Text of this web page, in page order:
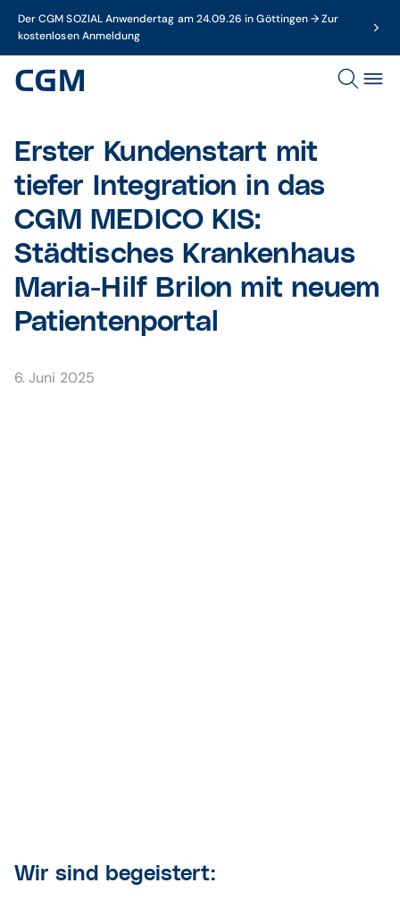
Der CGM SOZIAL Anwendertag am 24.09.26 in Göttingen → Zur
kostenlosen Anmeldung
Erster Kunden­start mit
tiefer Integration in das
CGM MEDICO KIS:
Städtisches Kranken­haus
Maria-Hilf Brilon mit neuem
Patienten­portal
6. Juni 2025
Wir sind begeistert: